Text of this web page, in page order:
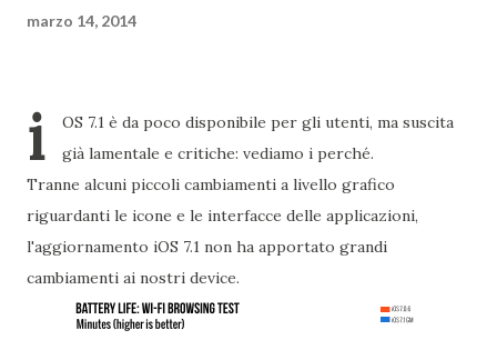
marzo 14, 2014
i
OS 7.1 è da poco disponibile per gli utenti, ma suscita
già lamentale e critiche: vediamo i perché.
Tranne alcuni piccoli cambiamenti a livello grafico
riguardanti le icone e le interfacce delle applicazioni,
l'aggiornamento iOS 7.1 non ha apportato grandi
cambiamenti ai nostri device.